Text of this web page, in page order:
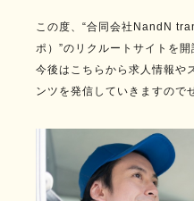
この度、“合同会社NandN
ポ）”のリクルートサイトを開
今後はこちらから求人情報や
ンツを発信していきますので